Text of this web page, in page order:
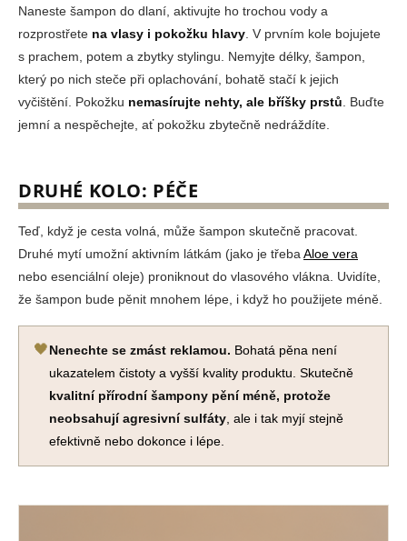
Naneste šampon do dlaní, aktivujte ho trochou vody a
rozprostřete na vlasy i pokožku hlavy . V prvním kole bojujete
s prachem, potem a zbytky stylingu. Nemyjte délky, šampon,
který po nich steče při oplachování, bohatě stačí k jejich
vyčištění. Pokožku nemasírujte nehty, ale bříšky prstů . Buďte
jemní a nespěchejte, ať pokožku zbytečně nedráždíte.
DRUHÉ KOLO: PÉČE
Teď, když je cesta volná, může šampon skutečně pracovat.
Druhé mytí umožní aktivním látkám (jako je třeba Aloe vera
nebo esenciální oleje) proniknout do vlasového vlákna. Uvidíte,
že šampon bude pěnit mnohem lépe, i když ho použijete méně.
🖤Nenechte se zmást reklamou. Bohatá pěna není
ukazatelem čistoty a vyšší kvality produktu. Skutečně
kvalitní přírodní šampony pění méně, protože
neobsahují agresivní sulfáty , ale i tak myjí stejně
efektivně nebo dokonce i lépe.